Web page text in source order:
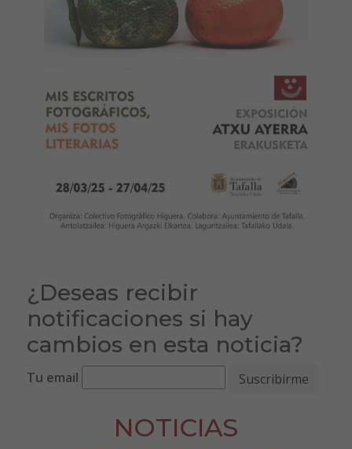
¿Deseas recibir
notificaciones si hay
cambios en esta noticia?
Tu email
NOTICIAS